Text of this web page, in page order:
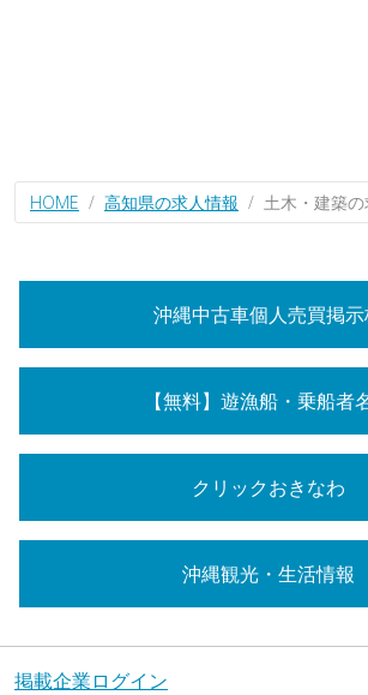
HOME 高知県の求人情報 土木・建築の
沖縄中古車個人売買掲示
【無料】遊漁船・乗船者
クリックおきなわ
沖縄観光・生活情報
掲載企業ログイン